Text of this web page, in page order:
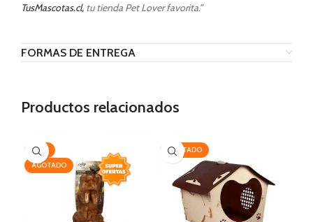
TusMascotas.cl, tu tienda Pet Lover favorita.”
FORMAS DE ENTREGA
Productos relacionados
-25%
AGOTADO
AGOTADO